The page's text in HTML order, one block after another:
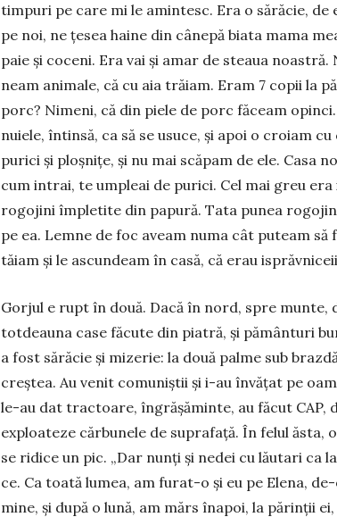
timpuri pe care mi le amintesc. Era o sărăcie,
pe noi, ne țesea haine din cânepă biata mama
paie și coceni. Era vai și amar de steaua
neam animale, că cu aia trăiam. Eram 7 copii la
porc? Nimeni, că din piele de porc făceam
nuiele, întinsă, ca să se usuce, și apoi o croiam
purici și ploș­nițe, și nu mai scăpam de ele. Casa
cum intrai, te umpleai de purici. Cel mai greu
rogojini împletite din papură. Tata pu­nea
pe ea. Lemne de foc aveam numa cât puteam
tăiam și le ascundeam în casă, că erau
Gorjul e rupt în două. Dacă în nord, spre munte,
totdeauna case făcute din piatră, și pământuri
a fost sărăcie și mizerie: la două palme sub
creștea. Au venit comuniștii și i-au învățat pe
le-au dat tractoare, îngrășăminte, au făcut
exploateze cărbu­nele de suprafață. În felul ăsta,
se ridice un pic. „Dar nunți și nedei cu lăutari ca
ce. Ca toată lumea, am furat-o și eu pe Elena,
mine, și după o lună, am mărs înapoi, la părinții